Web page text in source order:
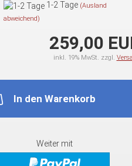
1-2 Tage (Ausland
abweichend)
259,00
inkl. 19% MwSt. zzgl.
In den Warenkorb
Weiter mit